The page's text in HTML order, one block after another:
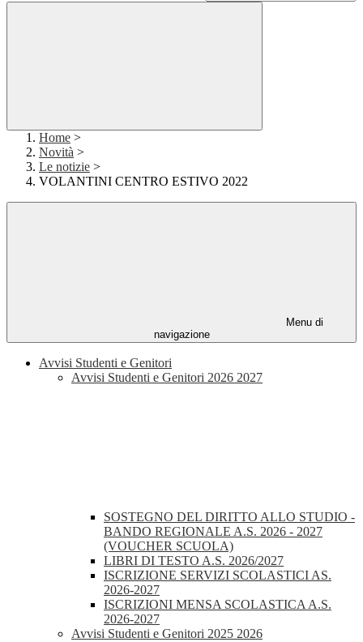
Home >
Novità >
Le notizie >
VOLANTINI CENTRO ESTIVO 2022
Menu di
navigazione
Avvisi Studenti e Genitori
Avvisi Studenti e Genitori 2026 2027
SOSTEGNO DEL DIRITTO ALLO STUDIO -
BANDO REGIONALE A.S. 2026 - 2027
(VOUCHER SCUOLA)
LIBRI DI TESTO A.S. 2026/2027
ISCRIZIONE SERVIZI SCOLASTICI AS.
2026-2027
ISCRIZIONI MENSA SCOLASTICA A.S.
2026-2027
Avvisi Studenti e Genitori 2025 2026